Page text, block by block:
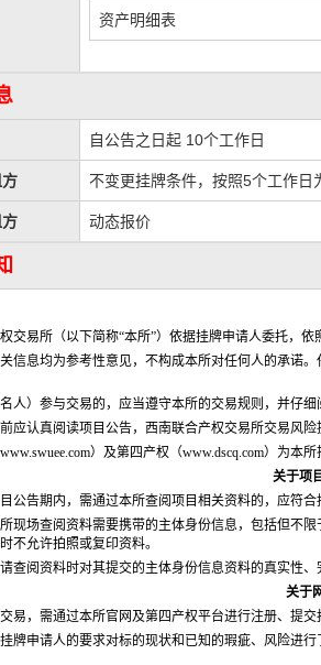
资产明细表
自公告之日起 10个工作日
不变更挂牌条件，按照5个工作
动态报价
交易所（以下简称“本所”）依据挂牌申请人委托，
信息均为参考性意见，不构成本所对任何人的承诺
人）参与交易的，应当遵守本所的交易规则，并仔细
应认真阅读项目公告，西南联合产权交易所交易风
）及第四产权（www.dscq.com）为
关于项
公告期内，需通过本所查阅项目相关资料的，应符
现场查阅资料需要携带的主体身份信息，包括但不
不允许拍照或复印资料。
查阅资料时对其提交的主体身份信息资料的真实性
关于
易，需通过本所官网及第四产权平台进行注册、提交
牌申请人的要求对标的现状和已知的瑕疵、风险进